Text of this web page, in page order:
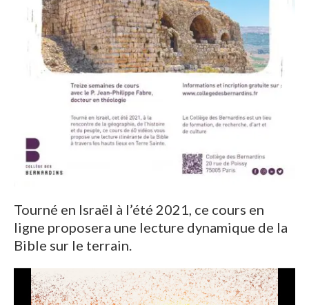
Tourné en Israël à l’été 2021, ce cours en
ligne proposera une lecture dynamique de la
Bible sur le terrain.